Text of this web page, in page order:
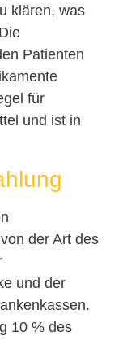
klären, was
Patienten
für
und ist in
der Art des
und der
10 % des